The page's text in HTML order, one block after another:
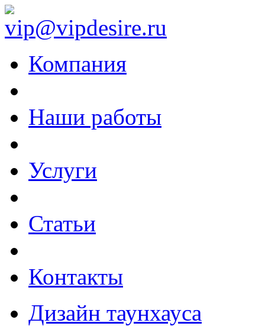
vip@vipdesire.ru
Компания
Наши работы
Услуги
Статьи
Контакты
Дизайн таунхауса